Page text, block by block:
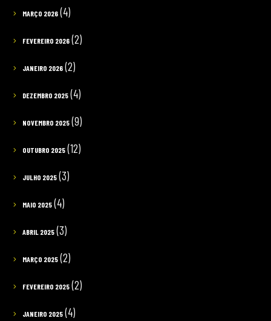
MARÇO 2026(4)
FEVEREIRO 2026(2)
JANEIRO 2026(2)
DEZEMBRO 2025(4)
NOVEMBRO 2025(9)
OUTUBRO 2025(12)
JULHO 2025(3)
MAIO 2025(4)
ABRIL 2025(3)
MARÇO 2025(2)
FEVEREIRO 2025(2)
JANEIRO 2025(4)